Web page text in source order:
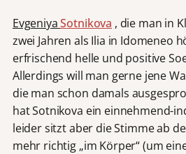
EvgeniyaSotnikova , die man in
zwei Jahren als Ilia in Idomeneo
erfrischend helle und positive
Allerdings will man gerne jene
die man schon damals
hat Sotnikova ein einnehmend-
leider sitzt aber die Stimme ab
mehr richtig „im Körper“ (um